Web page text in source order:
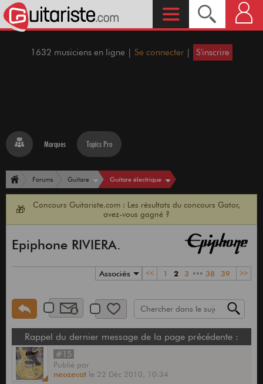
1632 musiciens en ligne | Se connecter | S'inscrire
Marques Topics Pro
Forums Guitare Guitare électrique
🎁
Concours Guitariste.com : Les résultats du concours Gator,
avez-vous gagné ?
Epiphone RIVIERA.
Associés << 1 2 3 ••• 38 39 >>
Rappel du dernier message de la page précédente :
#15
Publié par
neozecat le 22 Déc 2010, 10:34